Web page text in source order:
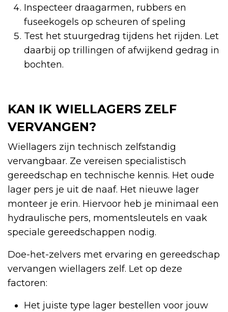
Inspecteer draagarmen, rubbers en
fuseekogels op scheuren of speling
Test het stuurgedrag tijdens het rijden. Let
daarbij op trillingen of afwijkend gedrag in
bochten.
KAN IK WIELLAGERS ZELF
VERVANGEN?
Wiellagers zijn technisch zelfstandig
vervangbaar. Ze vereisen specialistisch
gereedschap en technische kennis. Het oude
lager pers je uit de naaf. Het nieuwe lager
monteer je erin. Hiervoor heb je minimaal een
hydraulische pers, momentsleutels en vaak
speciale gereedschappen nodig.
Doe-het-zelvers met ervaring en gereedschap
vervangen wiellagers zelf. Let op deze
factoren:
Het juiste type lager bestellen voor jouw